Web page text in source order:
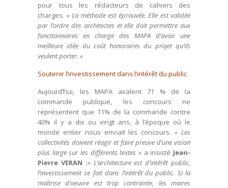
pour tous les rédacteurs de cahiers des
charges. « La méthode est éprouvée. Elle est validée
par l’ordre des architectes et elle doit permettre aux
fonctionnaires en charge des MAPA d’avoir une
meilleure idée du coût honoraires du projet qu’ils
veulent porter. «
Soutenir l’investissement dans l’intérêt du public
Aujourd’hui, les MAPA avalent 71 % de la
commande publique, les concours ne
représentent que 11% de la commande contre
40% il y a dix ou vingt ans, à l’époque où le
monde entier nous enviait les concours.« Les
collectivités doivent réagir et faire preuve d’une vision
plus large sur les différents textes » a insisté Jean-
Pierre VERAN :« L’architecture est d’intérêt public,
l’investissement se fait dans l’intérêt du public. Si la
maîtrise d’oeuvre est trop contrainte, les maires